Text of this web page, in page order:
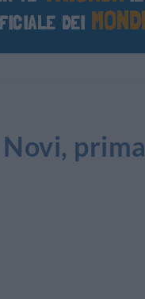
prima